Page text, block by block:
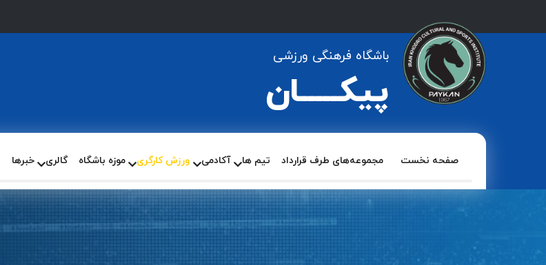
باشگاه فرهنگی ورزشی
پیکـــــان
صفحه نخست مجموعه‌های طرف قرارداد تیم ها آکادمی ورزش کارگری موزه باشگاه گالری خبرها